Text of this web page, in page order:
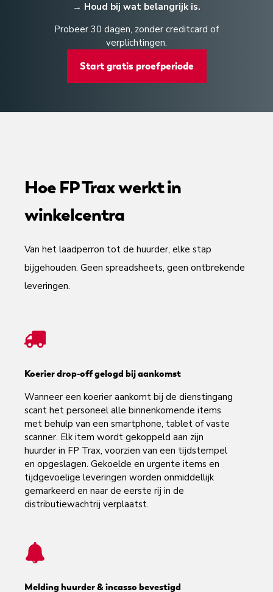
→ Houd bij wat belangrijk is.
Probeer 30 dagen, zonder creditcard of
verplichtingen.
Start gratis proefperiode
Hoe FP Trax werkt in
winkelcentra
Van het laadperron tot de huurder, elke stap
bijgehouden. Geen spreadsheets, geen ontbrekende
leveringen.
Koerier drop-off gelogd bij aankomst
Wanneer een koerier aankomt bij de dienstingang
scant het personeel alle binnenkomende items
met behulp van een smartphone, tablet of vaste
scanner. Elk item wordt gekoppeld aan zijn
huurder in FP Trax, voorzien van een tijdstempel
en opgeslagen. Gekoelde en urgente items en
tijdgevoelige leveringen worden onmiddellijk
gemarkeerd en naar de eerste rij in de
distributiewachtrij verplaatst.
Melding huurder & incasso bevestigd